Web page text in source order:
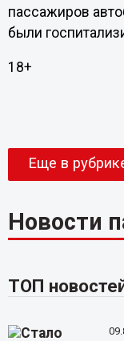
пассажиров
были
18+
Еще в
Новости
ТОП